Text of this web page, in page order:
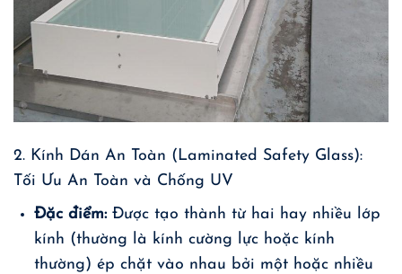
2. Kính Dán An Toàn (Laminated Safety Glass):
Tối Ưu An Toàn và Chống UV
Đặc điểm:Được tạo thành từ hai hay nhiều lớp
kính (thường là kính cường lực hoặc kính
thường) ép chặt vào nhau bởi một hoặc nhiều